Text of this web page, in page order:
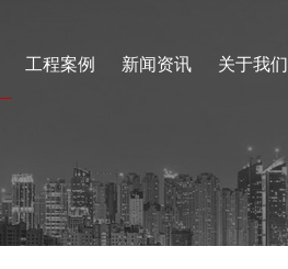
工程案例 新闻资讯 关于我们